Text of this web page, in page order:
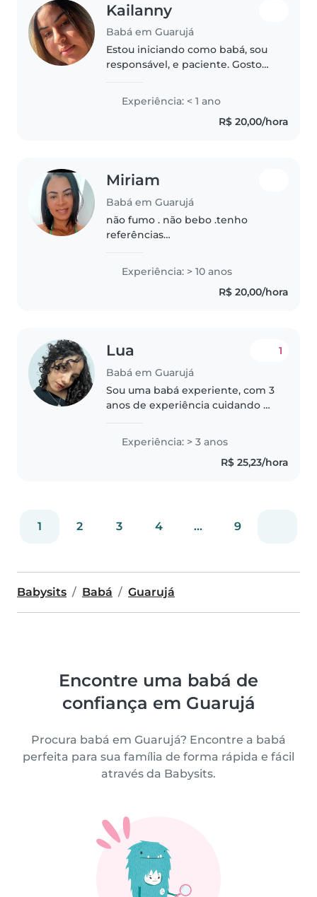
Kailanny
Babá em Guarujá
Estou iniciando como babá, sou
responsável, e paciente. Gosto
aprender e dar o meu melhor,
sempre cuidando com atenção e
Experiência: < 1 ano
R$ 20,00/hora
Miriam
Babá em Guarujá
não fumo . não bebo .tenho
referências
Experiência: > 10 anos
R$ 20,00/hora
Lua
Babá em Guarujá
1
Sou uma babá experiente, com 3
anos de experiência cuidando de
escolares. Sou responsável,
amigável e cuidadosa com as
crianças. Tenho habilidades em..
Experiência: > 3 anos
R$ 25,23/hora
1 2 3 4 ... 9
Babysits Babá Guarujá
Encontre uma babá de
confiança em Guarujá
Procura babá em Guarujá? Encontre a babá
perfeita para sua família de forma rápida e fácil
através da Babysits.